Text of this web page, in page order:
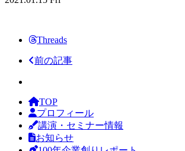
Threads
前の記事
TOP
プロフィール
講演・セミナー情報
お知らせ